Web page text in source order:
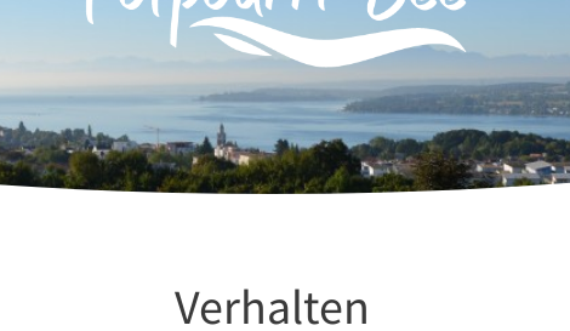
Verhalten